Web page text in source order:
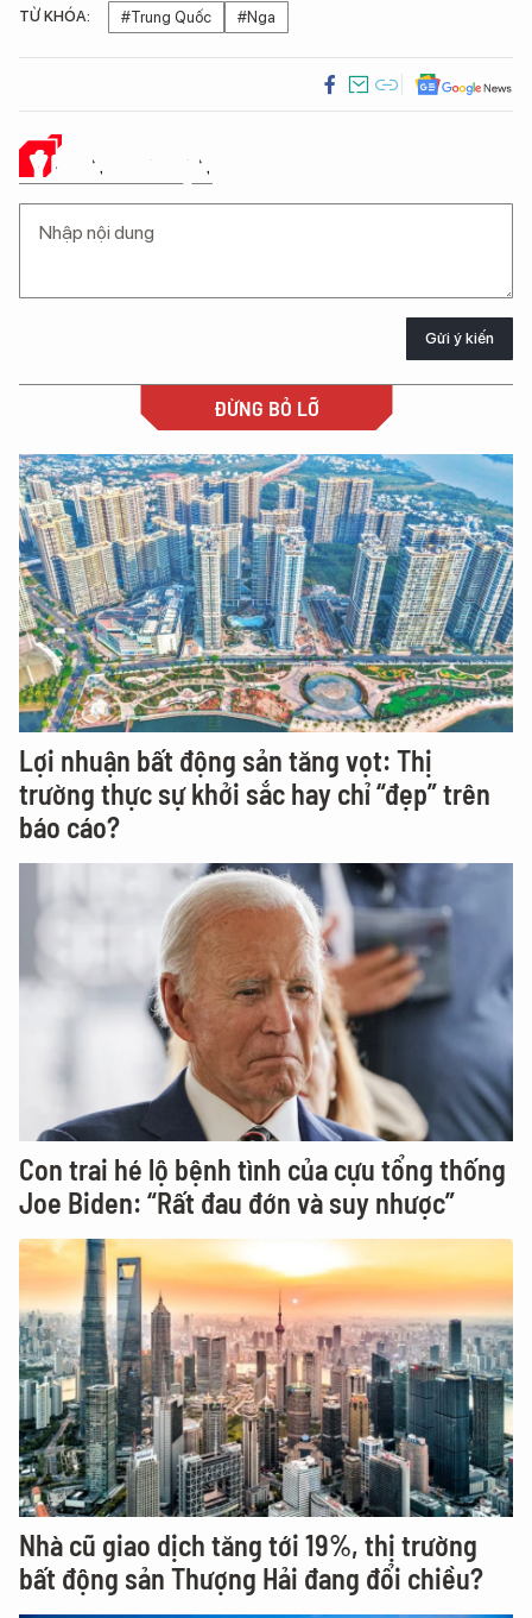
TỪ KHÓA: #Trung Quốc #Nga
Ý KIẾN CỦA BẠN
Gửi ý kiến
ĐỪNG BỎ LỠ
Lợi nhuận bất động sản tăng vọt: Thị
trường thực sự khởi sắc hay chỉ “đẹp” trên
báo cáo?
Con trai hé lộ bệnh tình của cựu tổng thống
Joe Biden: “Rất đau đớn và suy nhược”
Nhà cũ giao dịch tăng tới 19%, thị trường
bất động sản Thượng Hải đang đổi chiều?